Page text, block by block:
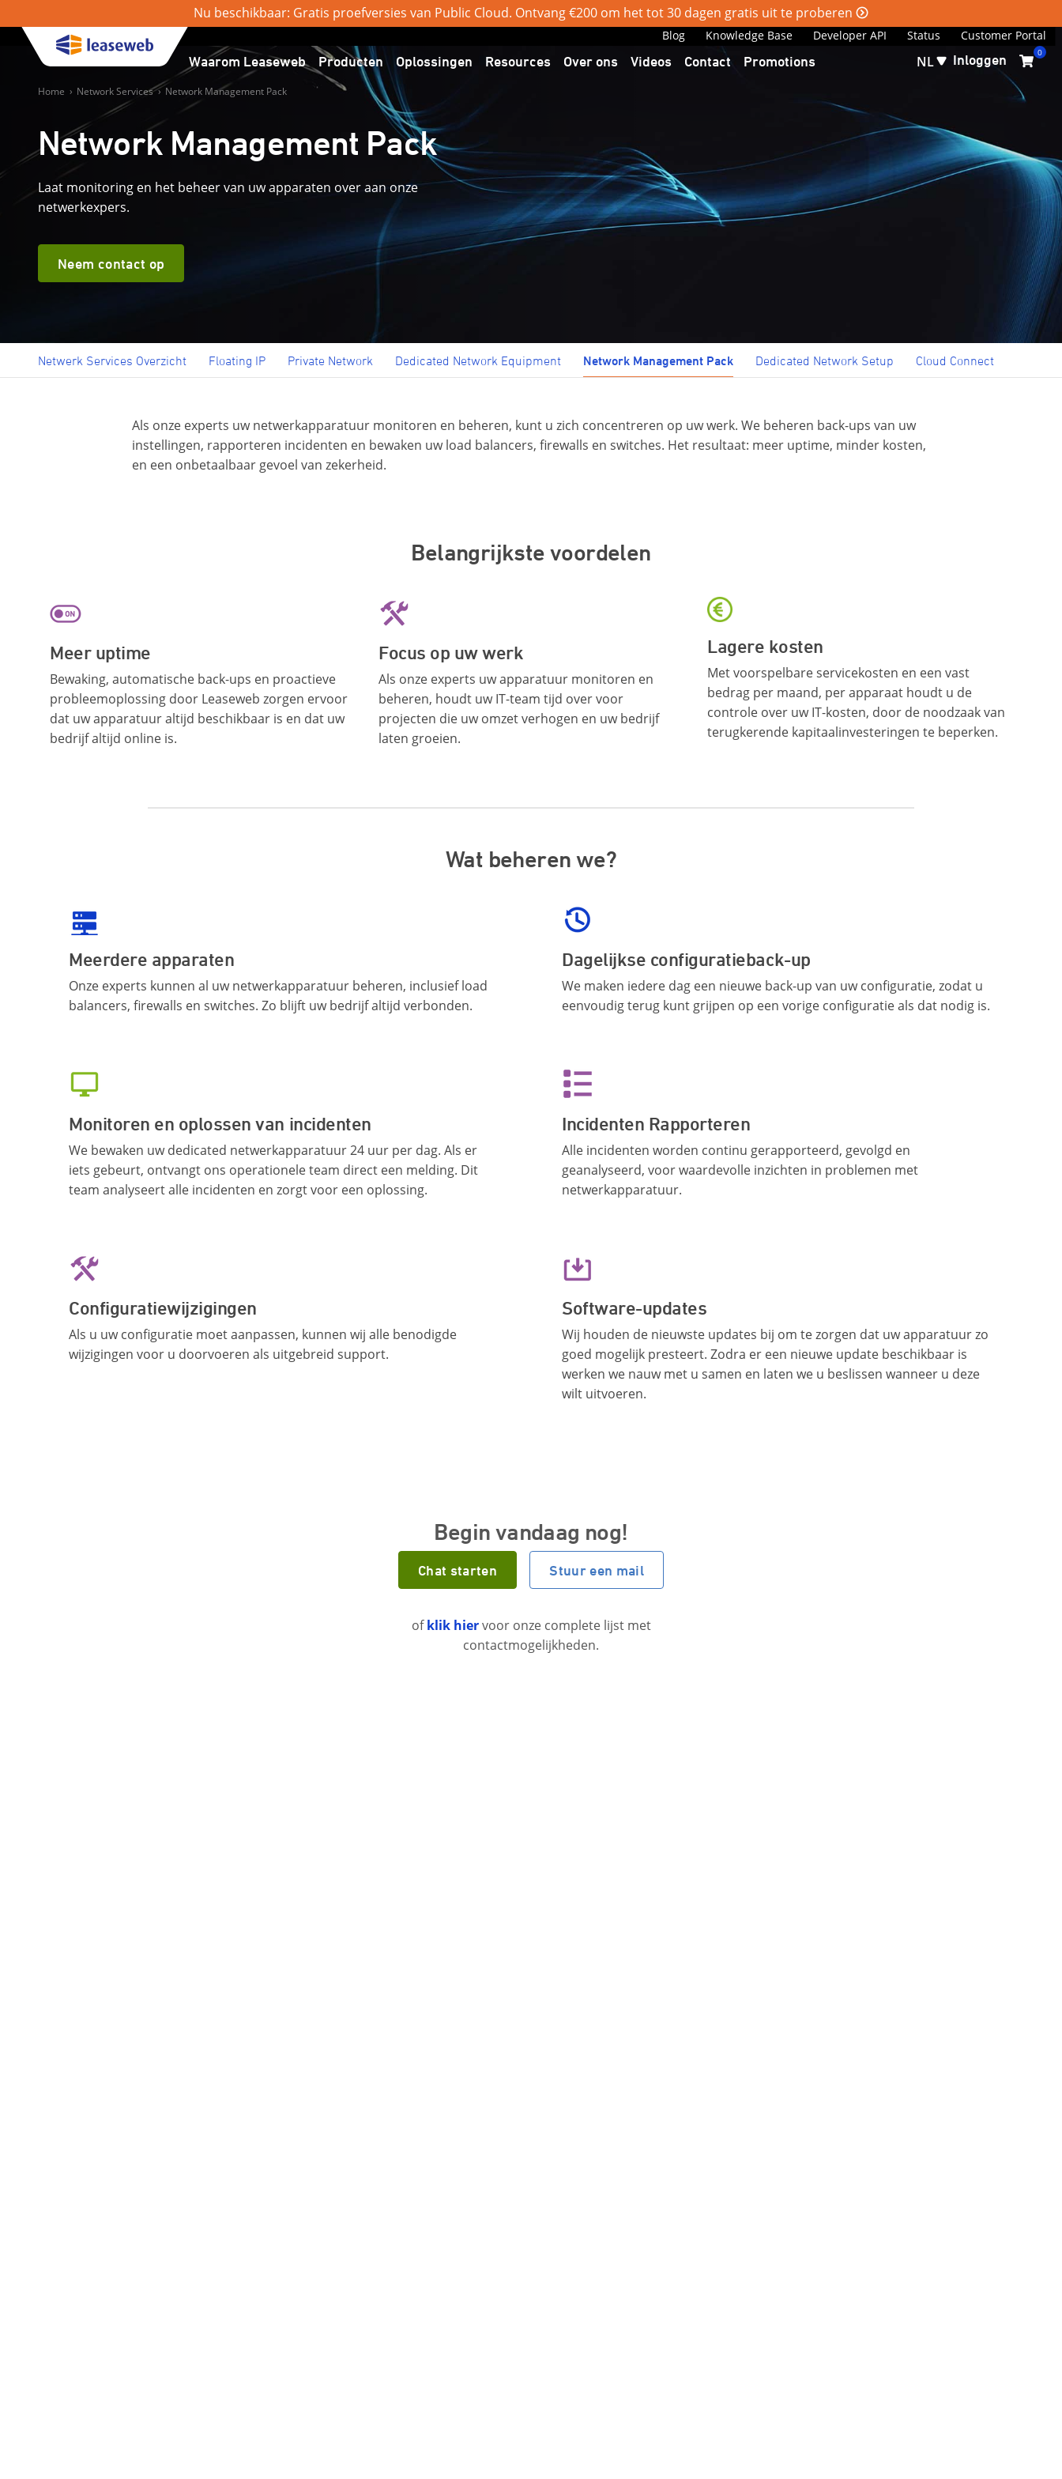
Nu beschikbaar: Gratis proefversies van Public Cloud. Ontvang €200 om het tot 30 dagen gratis uit te proberen
Blog Knowledge Base Developer API Status Customer Portal
Waarom Leaseweb Producten Oplossingen Resources Over ons Videos Contact Promotions NL Inloggen 0
Home › Network Services › Network Management Pack
Network Management Pack
Laat monitoring en het beheer van uw apparaten over aan onze
netwerkexpers.
Neem contact op
Netwerk Services Overzicht Floating IP Private Network Dedicated Network Equipment Network Management Pack Dedicated Network Setup Cloud Connect
Als onze experts uw netwerkapparatuur monitoren en beheren, kunt u zich concentreren op uw werk. We beheren back-ups van uw
instellingen, rapporteren incidenten en bewaken uw load balancers, firewalls en switches. Het resultaat: meer uptime, minder kosten,
en een onbetaalbaar gevoel van zekerheid.
Belangrijkste voordelen
Meer uptime
Bewaking, automatische back-ups en proactieve
probleemoplossing door Leaseweb zorgen ervoor
dat uw apparatuur altijd beschikbaar is en dat uw
bedrijf altijd online is.
Focus op uw werk
Als onze experts uw apparatuur monitoren en
beheren, houdt uw IT-team tijd over voor
projecten die uw omzet verhogen en uw bedrijf
laten groeien.
Lagere kosten
Met voorspelbare servicekosten en een vast
bedrag per maand, per apparaat houdt u de
controle over uw IT-kosten, door de noodzaak van
terugkerende kapitaalinvesteringen te beperken.
Wat beheren we?
Meerdere apparaten
Onze experts kunnen al uw netwerkapparatuur beheren, inclusief load
balancers, firewalls en switches. Zo blijft uw bedrijf altijd verbonden.
Dagelijkse configuratieback-up
We maken iedere dag een nieuwe back-up van uw configuratie, zodat u
eenvoudig terug kunt grijpen op een vorige configuratie als dat nodig is.
Monitoren en oplossen van incidenten
We bewaken uw dedicated netwerkapparatuur 24 uur per dag. Als er
iets gebeurt, ontvangt ons operationele team direct een melding. Dit
team analyseert alle incidenten en zorgt voor een oplossing.
Incidenten Rapporteren
Alle incidenten worden continu gerapporteerd, gevolgd en
geanalyseerd, voor waardevolle inzichten in problemen met
netwerkapparatuur.
Configuratiewijzigingen
Als u uw configuratie moet aanpassen, kunnen wij alle benodigde
wijzigingen voor u doorvoeren als uitgebreid support.
Software-updates
Wij houden de nieuwste updates bij om te zorgen dat uw apparatuur zo
goed mogelijk presteert. Zodra er een nieuwe update beschikbaar is
werken we nauw met u samen en laten we u beslissen wanneer u deze
wilt uitvoeren.
Begin vandaag nog!
Chat starten Stuur een mail
ofklik hiervoor onze complete lijst met
contactmogelijkheden.